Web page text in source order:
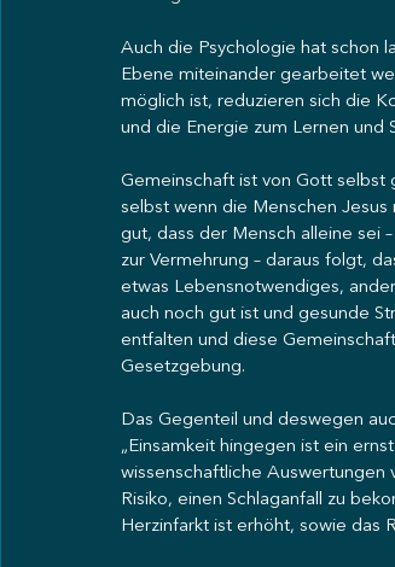
Auch die Psychologie hat schon
Ebene miteinander gearbeitet
möglich ist, reduzieren sich die
und die Energie zum Lernen und
Gemeinschaft ist von Gott selbst
selbst wenn die Menschen Jesus
gut, dass der Mensch alleine sei
zur Vermehrung – daraus folgt,
etwas Lebensnotwendiges,
auch noch gut ist und gesunde
entfalten und diese
Gesetzgebung.
Das Gegenteil und deswegen
„Einsamkeit hingegen ist ein
wissenschaftliche Auswertungen
Risiko, einen Schlaganfall zu
Herzinfarkt ist erhöht, sowie das